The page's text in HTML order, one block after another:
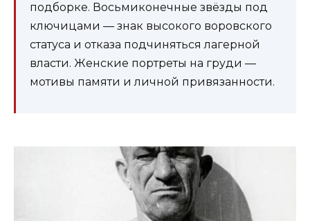
подборке. Восьмиконечные звёзды под
ключицами — знак высокого воровского
статуса и отказа подчиняться лагерной
власти. Женские портреты на груди —
мотивы памяти и личной привязанности.